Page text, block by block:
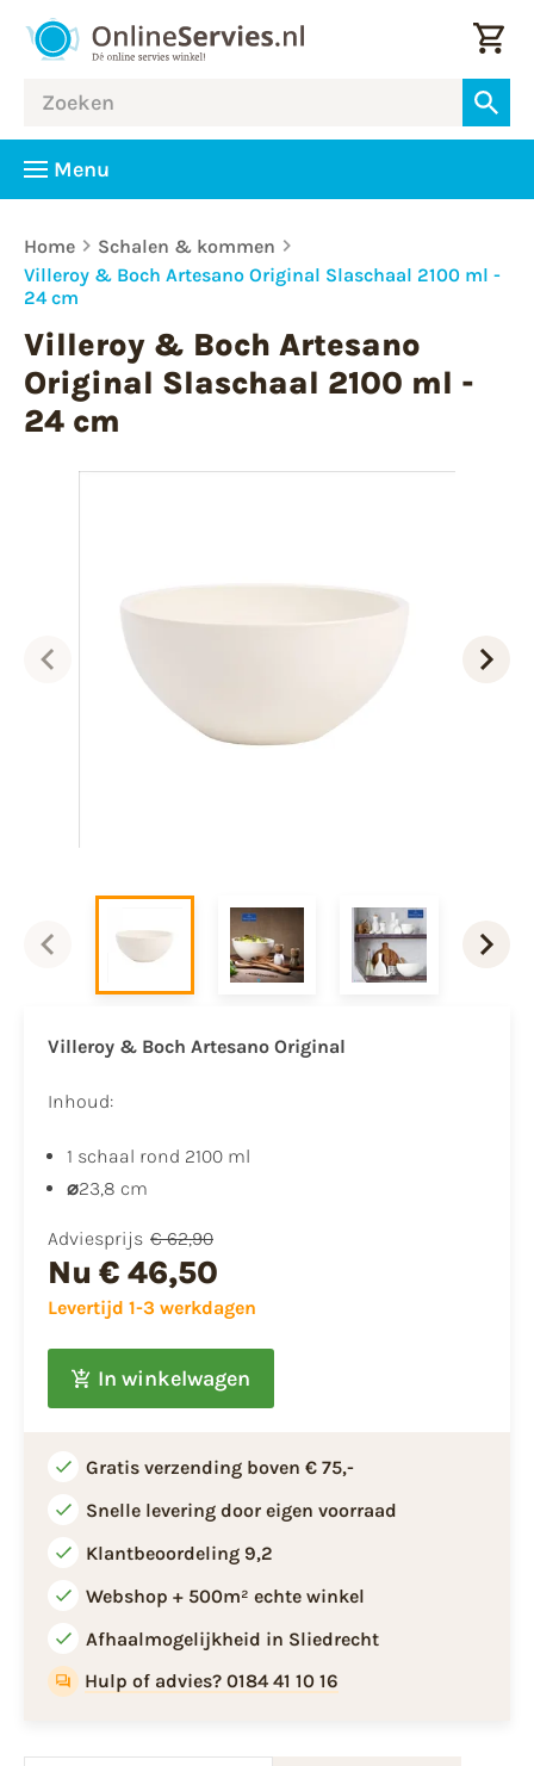
Menu
Home
Schalen & kommen
Villeroy & Boch Artesano Original Slaschaal 2100 ml -
24 cm
Villeroy & Boch Artesano
Original Slaschaal 2100 ml -
24 cm
Villeroy & Boch Artesano Original
Inhoud:
1 schaal rond 2100 ml
⌀23,8 cm
Adviesprijs € 62,90
Nu € 46,50
Levertijd 1-3 werkdagen
In winkelwagen
Gratis verzending boven € 75,-
Snelle levering door eigen voorraad
Klantbeoordeling 9,2
Webshop + 500m² echte winkel
Afhaalmogelijkheid in Sliedrecht
Hulp of advies? 0184 41 10 16